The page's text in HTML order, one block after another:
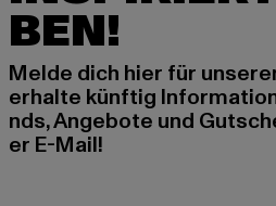
BEN!
Melde dich hier für
erhalte künftig
nds, Angebote und
er E-Mail!